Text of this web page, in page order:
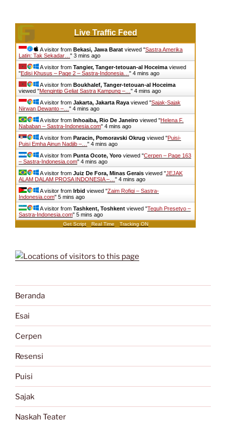
Live Traffic Feed
A visitor from Bekasi, Jawa Barat viewed "Sastra Amerika
Latin: Tak Sekadar… " 3 mins ago
A visitor from Tangier, Tanger-tetouan-al Hoceima viewed
"Edisi Khusus – Page 2 – Sastra-Indonesia… " 4 mins ago
A visitor from Boukhalef, Tanger-tetouan-al Hoceima
viewed "Mengintip Geliat Sastra Kampung –… " 4 mins ago
A visitor from Jakarta, Jakarta Raya viewed "Sajak-Sajak
Nirwan Dewanto –… " 4 mins ago
A visitor from Inhoaiba, Rio De Janeiro viewed "Helena F.
Nababan – Sastra-Indonesia.com" 4 mins ago
A visitor from Paracin, Pomoravski Okrug viewed "Puisi-
Puisi Emha Ainun Nadjib –… " 4 mins ago
A visitor from Punta Ocote, Yoro viewed "Cerpen – Page 163
– Sastra-Indonesia.com" 4 mins ago
A visitor from Juiz De Fora, Minas Gerais viewed "JEJAK
ALAM DALAM PROSA INDONESIA –… " 4 mins ago
A visitor from Irbid viewed "Zaim Rofiqi – Sastra-
Indonesia.com" 5 mins ago
A visitor from Tashkent, Toshkent viewed "Teguh Presetyo –
Sastra-Indonesia.com" 5 mins ago
Get Script Real Time Tracking ON
Beranda
Esai
Cerpen
Resensi
Puisi
Sajak
Naskah Teater